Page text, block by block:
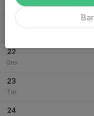
Mån
22
Ons
23
Tor
24